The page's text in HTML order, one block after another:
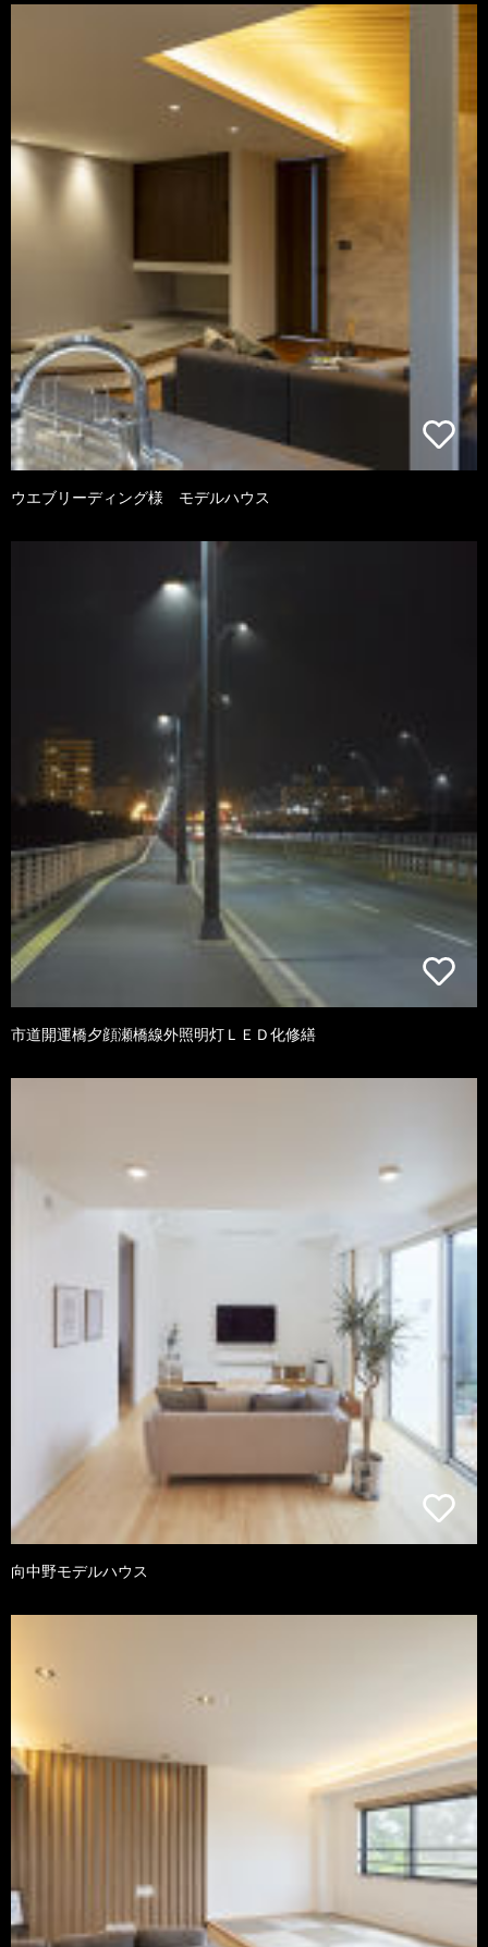
ウエブリーディング様 モデルハウス
市道開運橋夕顔瀬橋線外照明灯ＬＥＤ化修繕
向中野モデルハウス